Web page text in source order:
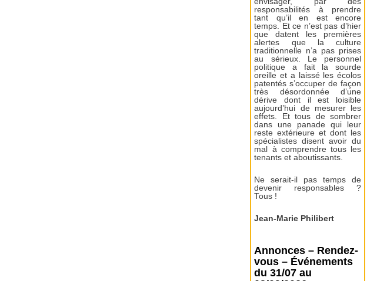
responsabilités à prendre
tant qu’il en est encore
temps. Et ce n’est pas d’hier
que datent les premières
alertes que la culture
traditionnelle n’a pas prises
au sérieux. Le personnel
politique a fait la sourde
oreille et a laissé les écolos
patentés s’occuper de façon
très désordonnée d’une
dérive dont il est loisible
aujourd’hui de mesurer les
effets. Et tous de sombrer
dans une panade qui leur
reste extérieure et dont les
spécialistes disent avoir du
mal à comprendre tous les
tenants et aboutissants.
Ne serait-il pas temps de
devenir responsables ?
Tous !
Jean-Marie Philibert
Annonces – Rendez-
vous – Événements
du 31/07 au